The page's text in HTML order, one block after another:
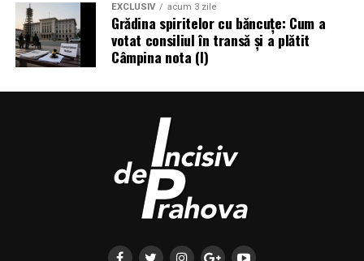
EXCLUSIV acum 3 zile
Grădina spiritelor cu băncuțe: Cum a
votat consiliul în transă și a plătit
Câmpina nota (I)